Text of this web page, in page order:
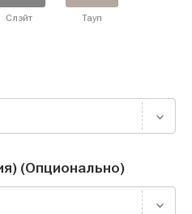
Слэйт Тауп
(Опционально)